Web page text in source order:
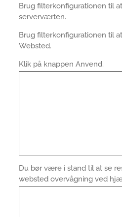
Brug filterkonfigurationen til
serverværten.
Brug filterkonfigurationen til
Websted.
Klik på knappen Anvend.
Du bør være i stand til at se
websted overvågning ved